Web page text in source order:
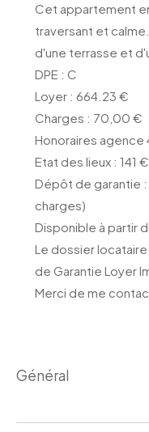
Cet appartement
traversant et
d'une terrasse et
DPE : C
Loyer : 664.23 €
Charges : 70,00 €
Honoraires
Etat des lieux : 141 €
Dépôt de garantie :
charges)
Disponible à partir
Le dossier
de Garantie Loyer
Merci de me
général